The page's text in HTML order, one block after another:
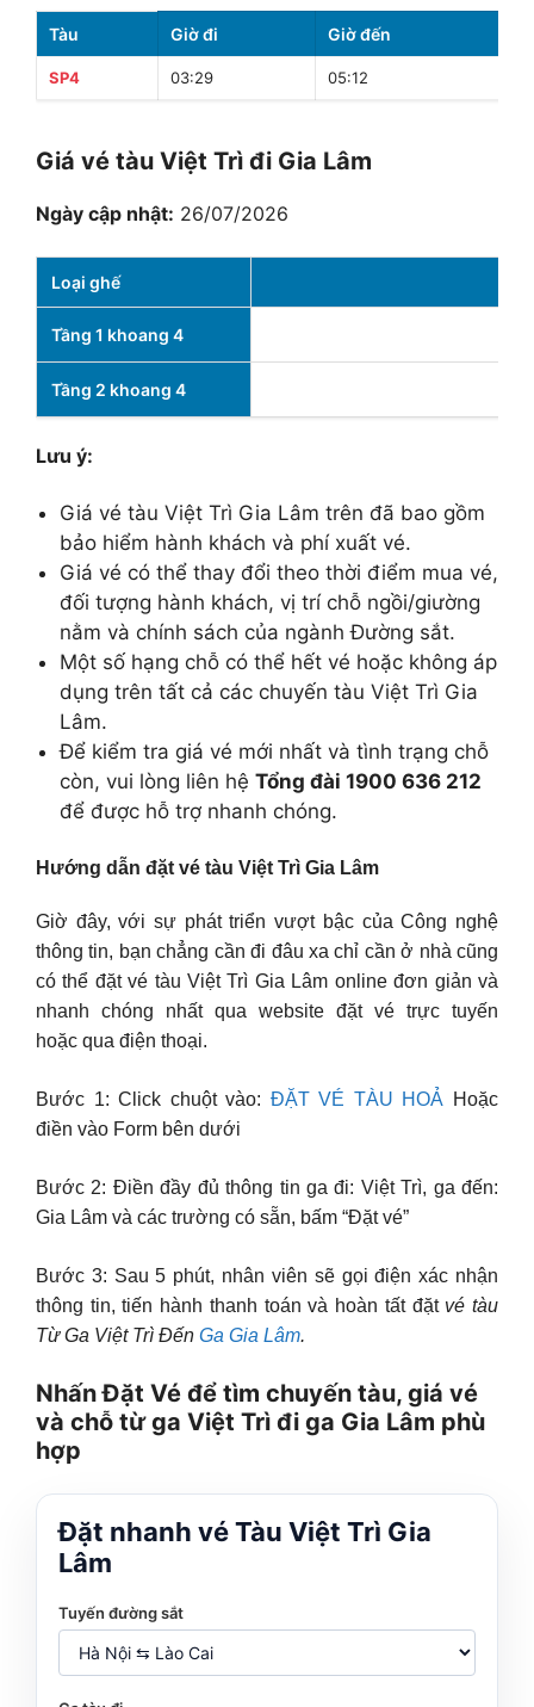
Tàu Giờ đi Giờ đến
SP4 03:29 05:12
Giá vé tàu Việt Trì đi Gia Lâm
Ngày cập nhật: 26/07/2026
Loại ghế
Tầng 1 khoang 4
Tầng 2 khoang 4
Lưu ý:
Giá vé tàu Việt Trì Gia Lâm trên đã bao gồm
bảo hiểm hành khách và phí xuất vé.
Giá vé có thể thay đổi theo thời điểm mua vé,
đối tượng hành khách, vị trí chỗ ngồi/giường
nằm và chính sách của ngành Đường sắt.
Một số hạng chỗ có thể hết vé hoặc không áp
dụng trên tất cả các chuyến tàu Việt Trì Gia
Lâm.
Để kiểm tra giá vé mới nhất và tình trạng chỗ
còn, vui lòng liên hệ Tổng đài 1900 636 212
để được hỗ trợ nhanh chóng.
Hướng dẫn đặt vé tàu Việt Trì Gia Lâm
Giờ đây, với sự phát triển vượt bậc của Công nghệ
thông tin, bạn chẳng cần đi đâu xa chỉ cần ở nhà cũng
có thể đặt vé tàu Việt Trì Gia Lâm online đơn giản và
nhanh chóng nhất qua website đặt vé trực tuyến
hoặc qua điện thoại.
Bước 1: Click chuột vào: ĐẶT VÉ TÀU HOẢ Hoặc
điền vào Form bên dưới
Bước 2: Điền đầy đủ thông tin ga đi: Việt Trì, ga đến:
Gia Lâm và các trường có sẵn, bấm “Đặt vé”
Bước 3: Sau 5 phút, nhân viên sẽ gọi điện xác nhận
thông tin, tiến hành thanh toán và hoàn tất đặt vé tàu
Từ Ga Việt Trì Đến Ga Gia Lâm.
Nhấn Đặt Vé để tìm chuyến tàu, giá vé
và chỗ từ ga Việt Trì đi ga Gia Lâm phù
hợp
Đặt nhanh vé Tàu Việt Trì Gia
Lâm
Tuyến đường sắt